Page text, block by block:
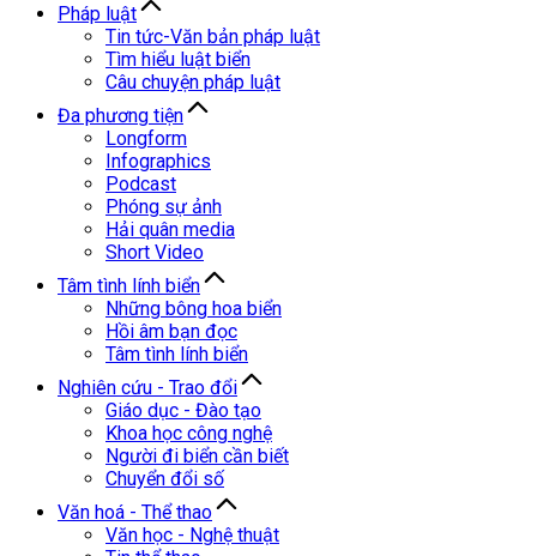
Pháp luật
Tin tức-Văn bản pháp luật
Tìm hiểu luật biển
Câu chuyện pháp luật
Đa phương tiện
Longform
Infographics
Podcast
Phóng sự ảnh
Hải quân media
Short Video
Tâm tình lính biển
Những bông hoa biển
Hồi âm bạn đọc
Tâm tình lính biển
Nghiên cứu - Trao đổi
Giáo dục - Đào tạo
Khoa học công nghệ
Người đi biển cần biết
Chuyển đổi số
Văn hoá - Thể thao
Văn học - Nghệ thuật